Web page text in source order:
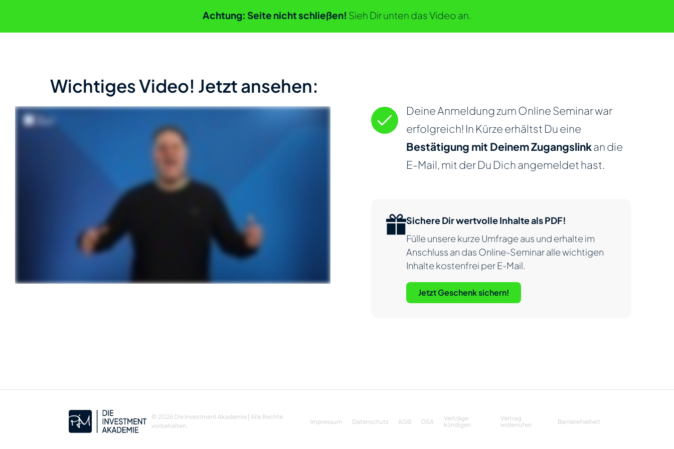
Achtung: Seite nicht schließen! Sieh Dir unten das Video an.
Wichtiges Video! Jetzt ansehen:
Deine Anmeldung zum Online Seminar war
erfolgreich! In Kürze erhältst Du eine
Bestätigung mit Deinem Zugangslinkan die
E-Mail, mit der Du Dich angemeldet hast.
Sichere Dir wertvolle Inhalte als PDF!
Fülle unsere kurze Umfrage aus und erhalte im
Anschluss an das Online-Seminar alle wichtigen
Inhalte kostenfrei per E-Mail.
Jetzt Geschenk sichern!
© 2026 Die Investment Akademie | Alle Rechte
vorbehalten.
Impressum Datenschutz AGB DSA
Verträge
kündigen
Vertrag
widerrufen
Barrierefreiheit